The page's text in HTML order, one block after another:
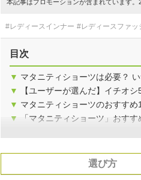
本記事はプロモーションが含まれています。
#レディースインナー #レディースファッ
目次
▼ マタニティショーツは必要？
▼
【ユーザーが選んだ】イチオシ
▼ マタニティショーツのおすすめ
▼
「マタニティショーツ」おす
選び方